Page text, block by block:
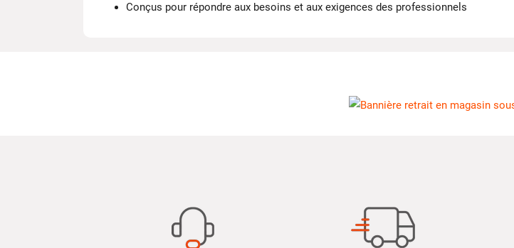
Conçus pour répondre aux besoins et aux exigences des professionnels